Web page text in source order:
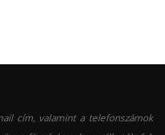
cím, valamint a telefonszámok